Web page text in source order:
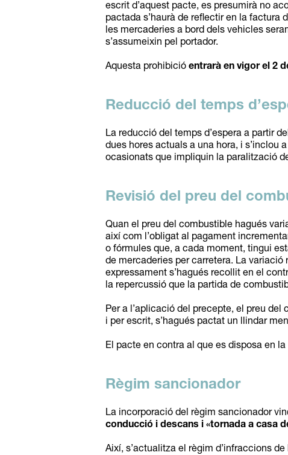
escrit d’aquest pacte, es presumirà no
pactada s’haurà de reflectir en la factura
les mercaderies a bord dels vehicles
s’assumeixin pel portador.
Aquesta prohibició entrarà en vigor el 2
Reducció del temps
La reducció del temps d’espera a partir
dues hores actuals a una hora, i s’inclou
ocasionats que impliquin la paralització
Revisió del preu del
Quan el preu del combustible hagués
així com l’obligat al pagament
o fórmules que, a cada moment, tingui
de mercaderies per carretera. La
expressament s’hagués recollit en el
la repercussió que la partida de
Per a l’aplicació del precepte, el preu
i per escrit, s’hagués pactat un llindar
El pacte en contra al que es disposa en
Règim sancionador
La incorporació del règim sancionador
conducció i descans i «tornada a casa
Així, s’actualitza el règim d’infraccions